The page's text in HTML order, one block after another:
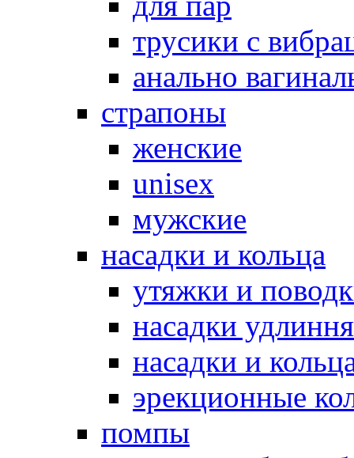
трусики с
анально
страпоны
женские
unisex
мужские
насадки и кольца
утяжки и
насадки
насадки и
эрекционные
помпы